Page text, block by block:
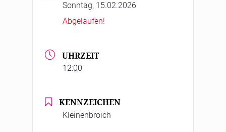
Sonntag, 15.02.2026
Abgelaufen!
UHRZEIT
12:00
KENNZEICHEN
Kleinenbroich